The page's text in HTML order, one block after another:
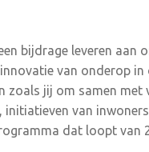
bijdrage leveren aan
van onderop
zoals jij om samen
van
dat loopt van